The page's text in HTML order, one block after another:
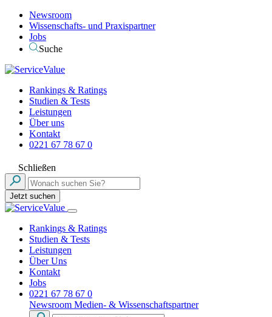
Newsroom
Wissenschafts- und Praxispartner
Jobs
Suche
Rankings & Ratings
Studien & Tests
Leistungen
Über uns
Kontakt
0221 67 78 67 0
Schließen
Jetzt suchen
Rankings & Ratings
Studien & Tests
Leistungen
Über Uns
Kontakt
Jobs
0221 67 78 67 0
Newsroom Medien- & Wissenschaftspartner